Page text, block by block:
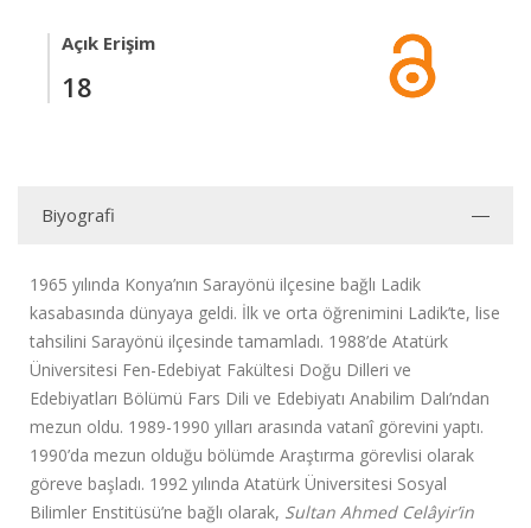
Açık Erişim
18
Biyografi
1965 yılında Konya’nın Sarayönü ilçesine bağlı Ladik
kasabasında dünyaya geldi. İlk ve orta öğrenimini Ladik’te, lise
tahsilini Sarayönü ilçesinde tamamladı. 1988’de Atatürk
Üniversitesi Fen-Edebiyat Fakültesi Doğu Dilleri ve
Edebiyatları Bölümü Fars Dili ve Edebiyatı Anabilim Dalı’ndan
mezun oldu. 1989-1990 yılları arasında vatanî görevini yaptı.
1990’da mezun olduğu bölümde Araştırma görevlisi olarak
göreve başladı. 1992 yılında Atatürk Üniversitesi Sosyal
Bilimler Enstitüsü’ne bağlı olarak, Sultan Ahmed Celâyir’in